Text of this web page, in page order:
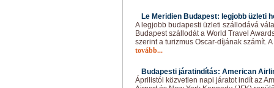
Le Meridien Budapest: legjobb üzleti
A legjobb budapesti üzleti szállodává
Budapest szállodát a World Travel
szerint a turizmus Oscar-díjának számít.
tovább...
Budapesti járatindítás: American
Áprilistól közvetlen napi járatot indít az